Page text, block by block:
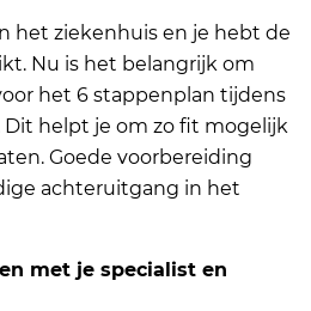
het ziekenhuis en je hebt de
Nu is het belangrijk om
het 6 stappenplan tijdens
Dit helpt je om zo fit mogelijk
Goede voorbereiding
achteruitgang in het
met je specialist en